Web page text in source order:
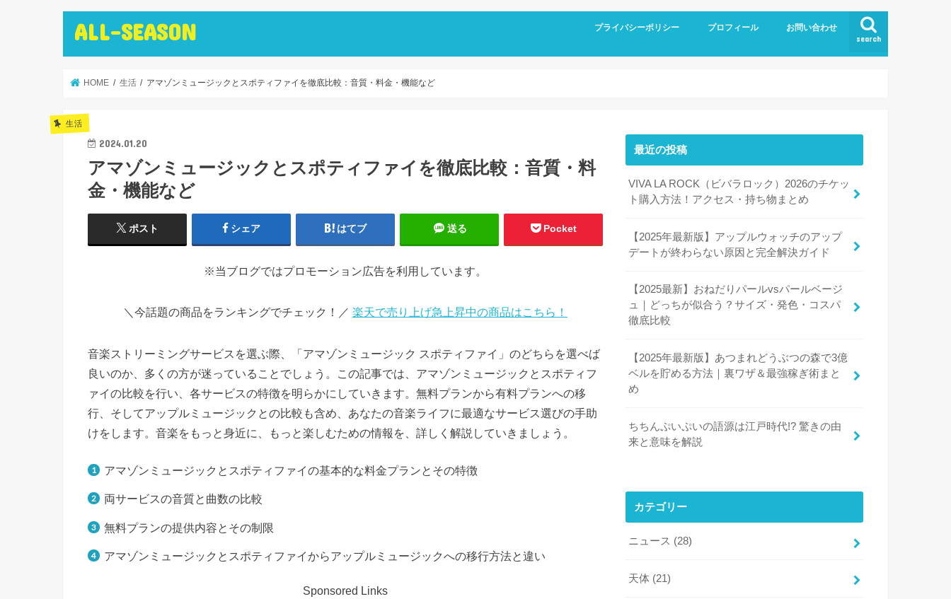
ALL-SEASON search
プライバシーポリシー プロフィール お問い合わせ
HOME 生活 アマゾンミュージックとスポティファイを徹底比較：音質・料金・機能など
生活
2024.01.20
アマゾンミュージックとスポティファイを徹底比較：音質・料
金・機能など
ポスト シェア はてブ 送る Pocket
※当ブログではプロモーション広告を利用しています。
＼今話題の商品をランキングでチェック！／ 楽天で売り上げ急上昇中の商品はこちら！
音楽ストリーミングサービスを選ぶ際、「アマゾンミュージック スポティファイ」のどちらを選べば
良いのか、多くの方が迷っていることでしょう。この記事では、アマゾンミュージックとスポティフ
ァイの比較を行い、各サービスの特徴を明らかにしていきます。無料プランから有料プランへの移
行、そしてアップルミュージックとの比較も含め、あなたの音楽ライフに最適なサービス選びの手助
けをします。音楽をもっと身近に、もっと楽しむための情報を、詳しく解説していきましょう。
アマゾンミュージックとスポティファイの基本的な料金プランとその特徴
両サービスの音質と曲数の比較
無料プランの提供内容とその制限
アマゾンミュージックとスポティファイからアップルミュージックへの移行方法と違い
Sponsored Links
最近の投稿
VIVA LA ROCK（ビバラロック）2026のチケッ
ト購入方法！アクセス・持ち物まとめ
【2025年最新版】アップルウォッチのアップ
デートが終わらない原因と完全解決ガイド
【2025最新】おねだりパールvsパールベージ
ュ｜どっちが似合う？サイズ・発色・コスパ
徹底比較
【2025年最新版】あつまれどうぶつの森で3億
ベルを貯める方法｜裏ワザ＆最強稼ぎ術まと
め
ちちんぷいぷいの語源は江戸時代!? 驚きの由
来と意味を解説
カテゴリー
ニュース (28)
天体 (21)